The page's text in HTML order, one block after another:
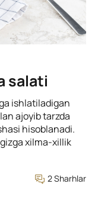
salati
ishlatiladigan
ajoyib tarzda
hisoblanadi.
xilma-xillik
2 Sharhlar